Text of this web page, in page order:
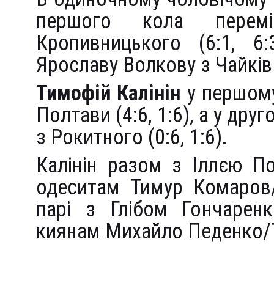
першого кола
Кропивницького (6:1,
Ярославу Волкову з
Тимофій Калінін у
Полтави (4:6, 1:6), а у
з Рокитного (0:6, 1:6).
Калінін разом з Іллєю
одеситам Тимур
парі з Глібом
киянам Михайло